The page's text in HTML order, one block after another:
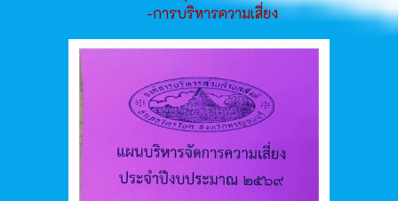
-การบริหารความเสี่ยง